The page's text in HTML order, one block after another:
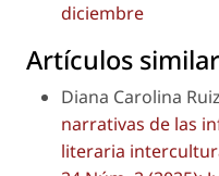
diciembre
Artículos
Diana Carolina
narrativas de las
literaria